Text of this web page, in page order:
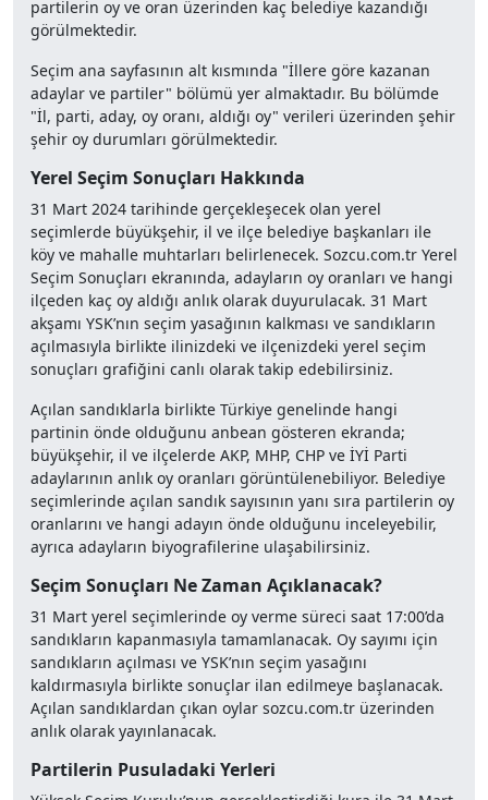
partilerin oy ve oran üzerinden kaç belediye kazandığı
görülmektedir.
Seçim ana sayfasının alt kısmında "İllere göre kazanan
adaylar ve partiler" bölümü yer almaktadır. Bu bölümde
"İl, parti, aday, oy oranı, aldığı oy" verileri üzerinden şehir
şehir oy durumları görülmektedir.
Yerel Seçim Sonuçları Hakkında
31 Mart 2024 tarihinde gerçekleşecek olan yerel
seçimlerde büyükşehir, il ve ilçe belediye başkanları ile
köy ve mahalle muhtarları belirlenecek. Sozcu.com.tr Yerel
Seçim Sonuçları ekranında, adayların oy oranları ve hangi
ilçeden kaç oy aldığı anlık olarak duyurulacak. 31 Mart
akşamı YSK’nın seçim yasağının kalkması ve sandıkların
açılmasıyla birlikte ilinizdeki ve ilçenizdeki yerel seçim
sonuçları grafiğini canlı olarak takip edebilirsiniz.
Açılan sandıklarla birlikte Türkiye genelinde hangi
partinin önde olduğunu anbean gösteren ekranda;
büyükşehir, il ve ilçelerde AKP, MHP, CHP ve İYİ Parti
adaylarının anlık oy oranları görüntülenebiliyor. Belediye
seçimlerinde açılan sandık sayısının yanı sıra partilerin oy
oranlarını ve hangi adayın önde olduğunu inceleyebilir,
ayrıca adayların biyografilerine ulaşabilirsiniz.
Seçim Sonuçları Ne Zaman Açıklanacak?
31 Mart yerel seçimlerinde oy verme süreci saat 17:00’da
sandıkların kapanmasıyla tamamlanacak. Oy sayımı için
sandıkların açılması ve YSK’nın seçim yasağını
kaldırmasıyla birlikte sonuçlar ilan edilmeye başlanacak.
Açılan sandıklardan çıkan oylar sozcu.com.tr üzerinden
anlık olarak yayınlanacak.
Partilerin Pusuladaki Yerleri